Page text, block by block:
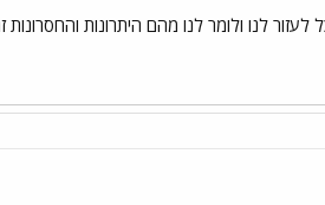
לנו ולומר לנו מהם היתרונות והחסרונות